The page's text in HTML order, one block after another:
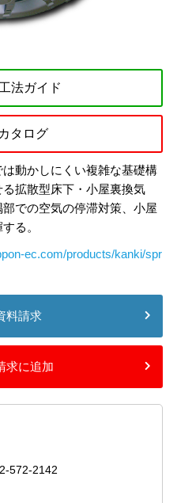
法ガイド
タログ
動かしにくい複雑な基礎構
拡散型床下・小屋裏換気
での空気の停滞対策、小屋
る。
ec.com/products/kanki/spr
料請求
求に追加
572-2142